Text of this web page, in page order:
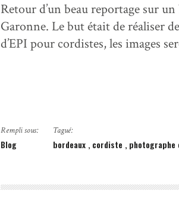
Retour d’un beau reportage sur
Garonne. Le but était de réaliser
d’EPI pour cordistes, les images
Rempli sous:
Blog
Tagué:
bordeaux cordiste photographe